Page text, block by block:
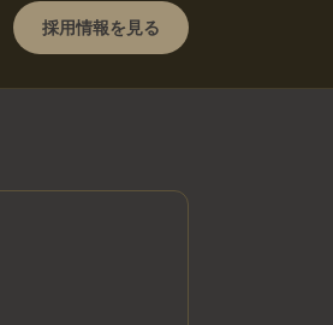
採用情報を見る